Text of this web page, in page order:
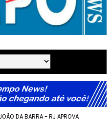
DA BARRA – RJ APROVA